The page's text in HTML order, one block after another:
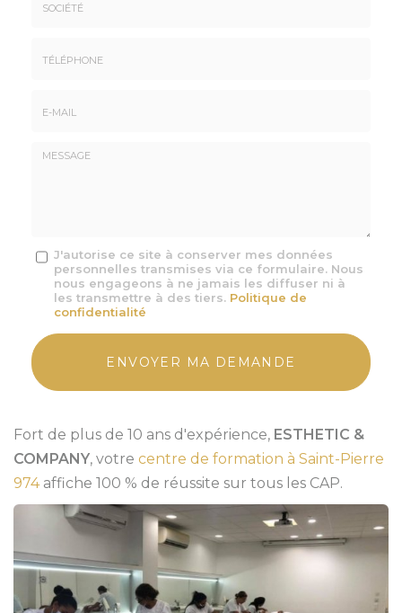
Message
J'autorise ce site à conserver mes données
personnelles transmises via ce formulaire. Nous
nous engageons à ne jamais les diffuser ni à
les transmettre à des tiers. Politique de
confidentialité
Acceptation
RGPD
ENVOYER MA DEMANDE
Fort de plus de 10 ans d'expérience, ESTHETIC &
COMPANY, votre centre de formation à Saint-Pierre
974affiche 100 % de réussite sur tous les CAP.